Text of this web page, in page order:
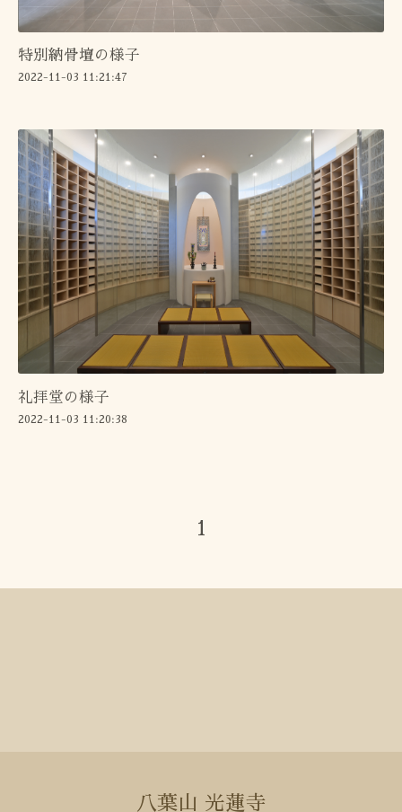
特別納骨壇の様子
2022-11-03 11:21:47
礼拝堂の様子
2022-11-03 11:20:38
1
八葉山 光蓮寺